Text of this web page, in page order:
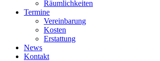
Räumlichkeiten
Termine
Vereinbarung
Kosten
Erstattung
News
Kontakt